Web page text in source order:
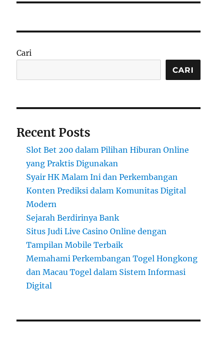
Cari
CARI
Recent Posts
Slot Bet 200 dalam Pilihan Hiburan Online
yang Praktis Digunakan
Syair HK Malam Ini dan Perkembangan
Konten Prediksi dalam Komunitas Digital
Modern
Sejarah Berdirinya Bank
Situs Judi Live Casino Online dengan
Tampilan Mobile Terbaik
Memahami Perkembangan Togel Hongkong
dan Macau Togel dalam Sistem Informasi
Digital